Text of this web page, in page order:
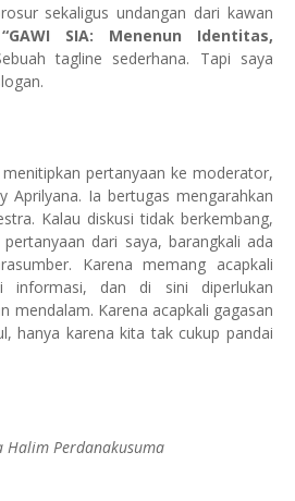
sekaligus undangan dari kawan
“GAWI SIA: Menenun Identitas,
tagline sederhana. Tapi saya
pertanyaan ke moderator,
Aprilyana. Ia bertugas mengarahkan
Kalau diskusi tidak berkembang,
dari saya, barangkali ada
Karena memang acapkali
informasi, dan di sini diperlukan
mendalam. Karena acapkali gagasan
hanya karena kita tak cukup pandai
Halim Perdanakusuma